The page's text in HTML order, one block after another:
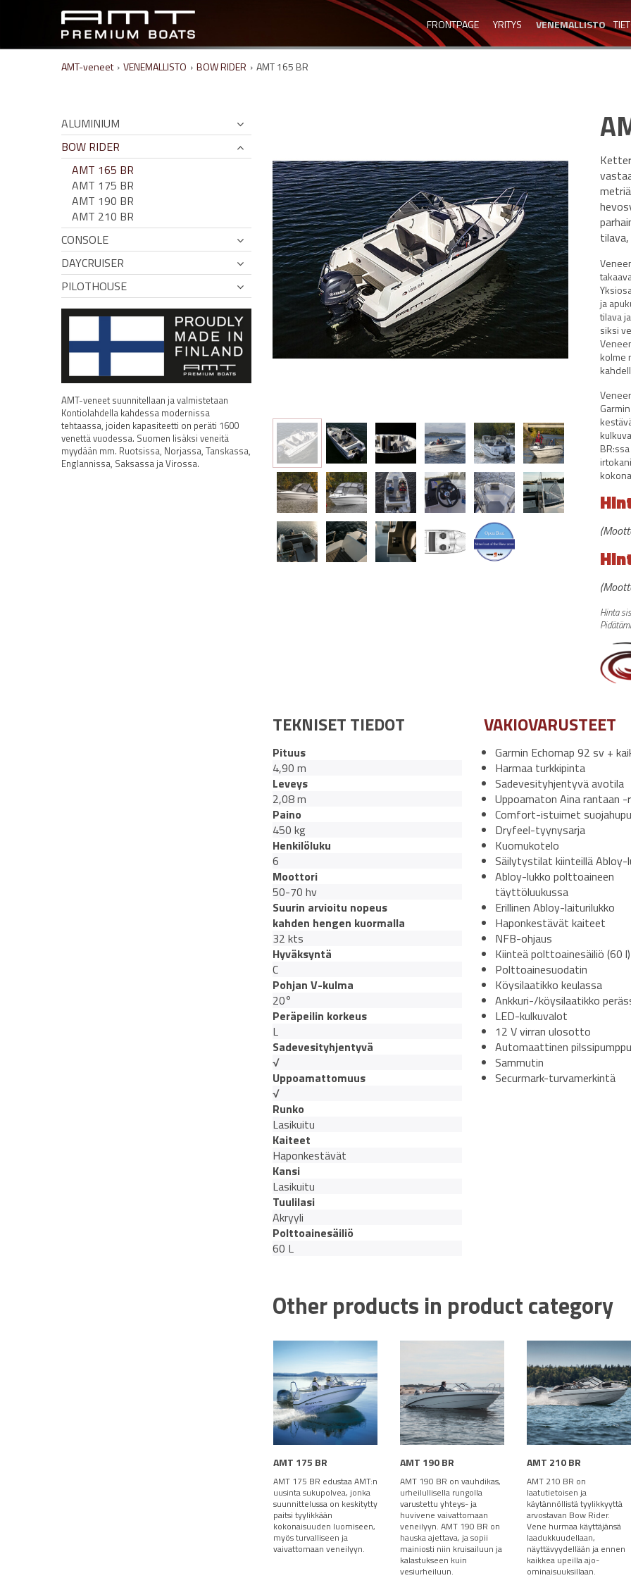
FRONTPAGE YRITYS VENEMALLISTO
AMT-veneet › VENEMALLISTO › BOW RIDER › AMT 165 BR
ja
tilava
siksi
kolme
Hinta
TEKNISET TIEDOT
Pituus
4,90 m
Leveys
2,08 m
Paino
450 kg
Henkilöluku
6
Moottori
50-70 hv
Suurin arvioitu nopeus
kahden hengen kuormalla
32 kts
Hyväksyntä
C
Pohjan V-kulma
20°
Peräpeilin korkeus
L
Sadevesityhjentyvä
√
Uppoamattomuus
√
Runko
Lasikuitu
Kaiteet
Haponkestävät
Kansi
Lasikuitu
Tuulilasi
Akryyli
Polttoainesäiliö
60 L
VAKIOVARUSTEET
Garmin Echomap 92 sv +
Harmaa turkkipinta
Sadevesityhjentyvä avotila
Uppoamaton Aina rantaan -
Comfort-istuimet
Dryfeel-tyynysarja
Kuomukotelo
Säilytystilat kiinteillä Abloy-
Abloy-lukko polttoaineen
täyttöluukussa
Erillinen Abloy-laiturilukko
Haponkestävät kaiteet
NFB-ohjaus
Kiinteä polttoainesäiliö (60 l)
Polttoainesuodatin
Köysilaatikko keulassa
Ankkuri-/köysilaatikko
LED-kulkuvalot
12 V virran ulosotto
Automaattinen pilssipumppu
Sammutin
Securmark-turvamerkintä
Other products in product category
AMT 175 BR
AMT 175 BR edustaa AMT:n
uusinta sukupolvea, jonka
suunnittelussa on keskitytty
paitsi tyylikkään
kokonaisuuden luomiseen,
myös turvalliseen ja
vaivattomaan veneilyyn.
AMT 190 BR
AMT 190 BR on vauhdikas,
urheilullisella rungolla
varustettu yhteys- ja
huvivene vaivattomaan
veneilyyn. AMT 190 BR on
hauska ajettava, ja sopii
mainiosti niin kruisailuun ja
kalastukseen kuin
vesiurheiluun.
AMT 210 BR
AMT 210 BR on
laatutietoisen ja
käytännöllistä tyylikkyyttä
arvostavan Bow Rider.
Vene hurmaa käyttäjänsä
laadukkuudellaan,
näyttävyydellään ja ennen
kaikkea upeilla ajo-
ominaisuuksillaan.
ALUMINIUM
BOW RIDER
AMT 165 BR
AMT 175 BR
AMT 190 BR
AMT 210 BR
CONSOLE
DAYCRUISER
PILOTHOUSE
AMT-veneet suunnitellaan ja valmistetaan
Kontiolahdella kahdessa modernissa
tehtaassa, joiden kapasiteetti on peräti 1600
venettä vuodessa. Suomen lisäksi veneitä
myydään mm. Ruotsissa, Norjassa, Tanskassa,
Englannissa, Saksassa ja Virossa.